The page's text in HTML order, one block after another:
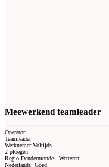
Meewerkend teamleader
Operator
Teamleader
Werknemer Voltijds
2 ploegen
Regio Dendermonde - Wetteren
Nederlands: Goed